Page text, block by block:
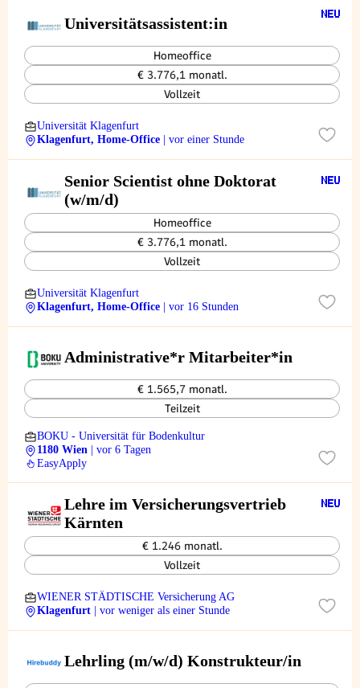
Universitätsassistent:in
Homeoffice
€ 3.776,1 monatl.
Vollzeit
Universität Klagenfurt
Klagenfurt, Home-Office
| vor einer Stunde
Senior Scientist ohne Doktorat
(w/m/d)
Homeoffice
€ 3.776,1 monatl.
Vollzeit
Universität Klagenfurt
Klagenfurt, Home-Office
| vor 16 Stunden
Administrative*r Mitarbeiter*in
€ 1.565,7 monatl.
Teilzeit
BOKU - Universität für Bodenkultur
1180 Wien
| vor 6 Tagen
EasyApply
Lehre im Versicherungsvertrieb
Kärnten
€ 1.246 monatl.
Vollzeit
WIENER STÄDTISCHE Versicherung AG
Klagenfurt
| vor weniger als einer Stunde
Lehrling (m/w/d) Konstrukteur/in